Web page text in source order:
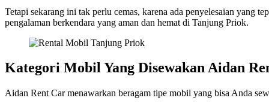
Tetapi sekarang ini tak perlu cemas, karena ada penyelesaian yang
pengalaman berkendara yang aman dan hemat di Tanjung Priok.
Kategori Mobil Yang Disewakan Aidan
Aidan Rent Car menawarkan beragam tipe mobil yang bisa Anda